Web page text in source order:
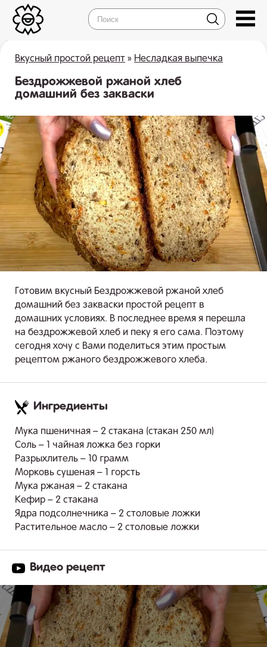
Вкусный простой рецепт » Несладкая выпечка
Бездрожжевой ржаной хлеб
домашний без закваски
Готовим вкусный Бездрожжевой ржаной хлеб
домашний без закваски простой рецепт в
домашних условиях. В последнее время я перешла
на бездрожжевой хлеб и пеку я его сама. Поэтому
сегодня хочу с Вами поделиться этим простым
рецептом ржаного бездрожжевого хлеба.
Ингредиенты
Мука пшеничная – 2 стакана (стакан 250 мл)
Соль – 1 чайная ложка без горки
Разрыхлитель – 10 грамм
Морковь сушеная – 1 горсть
Мука ржаная – 2 стакана
Кефир – 2 стакана
Ядра подсолнечника – 2 столовые ложки
Растительное масло – 2 столовые ложки
Видео рецепт